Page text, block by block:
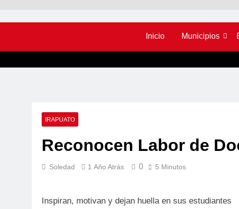
Inicio Municipios
IRAPUATO
Reconocen Labor de
Soledad 1 Año Atrás 0 5 Minutos
Inspiran, motivan y dejan huella en sus estudiantes